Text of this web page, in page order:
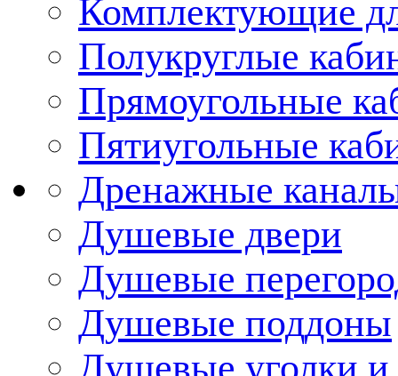
Комплектующие
Полукруглые
Прямоугольные
Пятиугольные
Дренажные
Душевые двери
Душевые
Душевые поддоны
Душевые уголки и